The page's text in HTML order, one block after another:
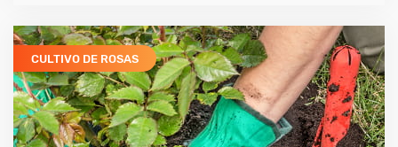
CULTIVO DE ROSAS